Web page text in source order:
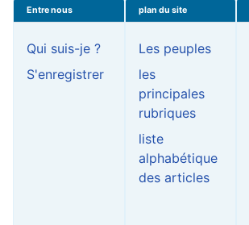
Entre nous
Qui suis-je ?
S'enregistrer
plan du site
Les peuples
les
principales
rubriques
liste
alphabétique
des articles